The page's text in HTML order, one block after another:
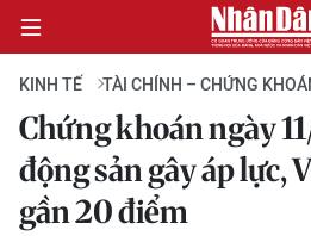
CHÍNH TRỊ
KINH TẾ
KINH TẾ TÀI CHÍNH – CHỨNG
Chứng khoán ngày
động sản gây áp lực,
gần 20 điểm